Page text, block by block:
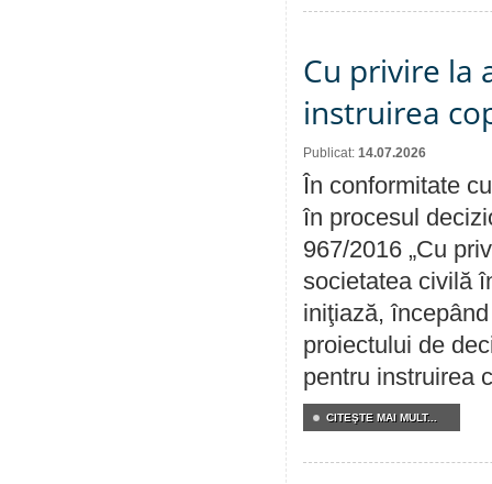
Cu privire la
instruirea
Publicat: 14.07.2026
În conformitate
în procesul
967/2016 „Cu
societatea civilă
iniţiază,
proiectului de
pentru instruirea
CITEŞTE MAI MULT...